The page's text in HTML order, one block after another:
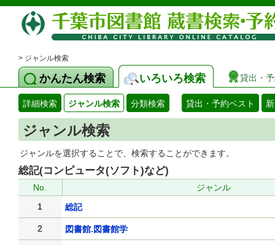
> ジャンル検索
かんたん検索 いろいろ検索 貸出・
詳細検索 ジャンル検索 分類検索 貸出・予約ベスト
ジャンル検索
ジャンルを選択することで、検索することができます。
総記(コンピュータ(ソフト)など)
No.
ジャンル
1
総記
2 図書館.図書館学